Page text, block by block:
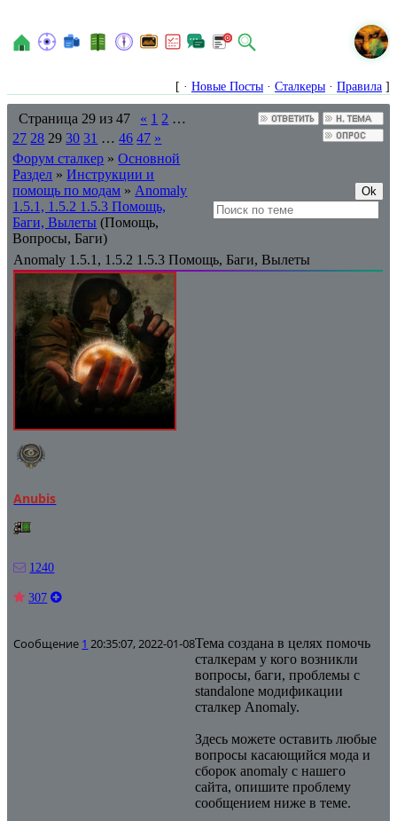
N
[ · Новые Посты · Сталкеры · Правила ]
Страница 29 из47 « 1 2 …
27 28 29 30 31 … 46 47 »
Форум сталкер » Основной
Раздел » Инструкции и
помощь по модам » Anomaly
1.5.1, 1.5.2 1.5.3 Помощь,
Баги, Вылеты (Помощь,
Вопросы, Баги)
Anomaly 1.5.1, 1.5.2 1.5.3 Помощь, Баги, Вылеты
Anubis
1240
307
Сообщение 1 20:35:07, 2022-01-08Тема создана в целях помочь
сталкерам у кого возникли
вопросы, баги, проблемы с
standalone модификации
сталкер Anomaly.
Здесь можете оставить любые
вопросы касающийся мода и
сборок anomaly с нашего
сайта, опишите проблему
сообщением ниже в теме.